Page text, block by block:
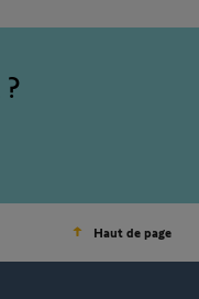
Haut de page